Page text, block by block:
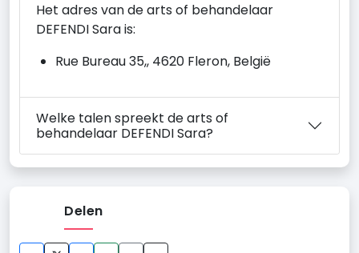
Het adres van de arts of behandelaar
DEFENDI Sara is:
Rue Bureau 35,, 4620 Fleron, België
Welke talen spreekt de arts of
behandelaar DEFENDI Sara?
Delen